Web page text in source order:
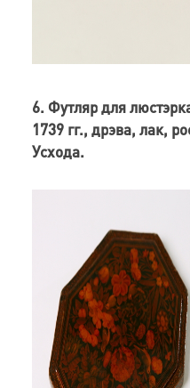
6. Футляр для
1739 гг., дрэва, лак,
Усхода.